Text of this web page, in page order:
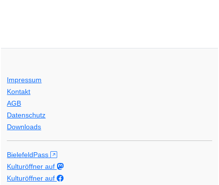
Impressum
Kontakt
AGB
Datenschutz
Downloads
BielefeldPass
Kulturöffner auf
Kulturöffner auf